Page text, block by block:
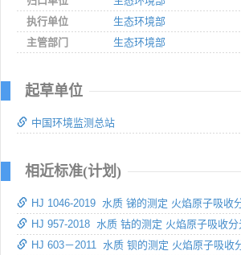
执行单位
生态环境部
主管部门
生态环境部
起草单位
中国环境监测总站
相近标准(计划)
HJ 1046-2019 水质 锑的测定 火焰原子吸收
HJ 957-2018 水质 钴的测定 火焰原子吸收
HJ 603－2011 水质 钡的测定 火焰原子吸收